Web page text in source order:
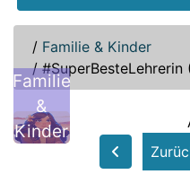
/ Familie & Kinder
/#SuperBesteLehrerin
Familie
&
Kinder